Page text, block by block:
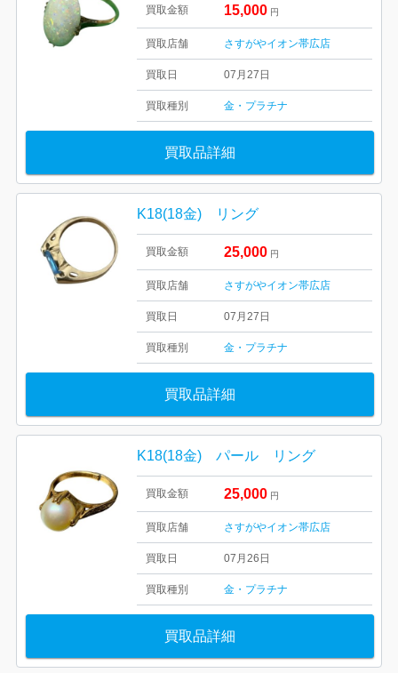
買取金額 15,000 円
買取店舗 さすがやイオン帯広店
買取日 07月27日
買取種別 金・プラチナ
買取品詳細
K18(18金) リング
買取金額 25,000 円
買取店舗 さすがやイオン帯広店
買取日 07月27日
買取種別 金・プラチナ
買取品詳細
K18(18金) パール リング
買取金額 25,000 円
買取店舗 さすがやイオン帯広店
買取日 07月26日
買取種別 金・プラチナ
買取品詳細